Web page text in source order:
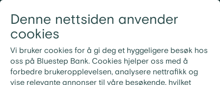
Denne nettsiden anvender
cookies
Vi bruker cookies for å gi deg et hyggeligere besøk hos
oss på Bluestep Bank. Cookies hjelper oss med å
forbedre brukeropplevelsen, analysere nettrafikk og
vise relevante annonser til våre besøkende, hvilket
Nye rutiner for ekstrainnbetaling på lån
Ved ekstrainnbetaling på lånet ditt må du bruke
KID-nummeret fra din siste faktura. Ønsker du i
stedet å betale neste måneds innbetaling, skriv «Til